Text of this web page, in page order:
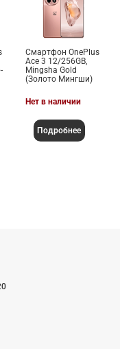
Смартфон OnePlus
Ace 3 12/256GB,
Mingsha Gold
(Золото Мингши)
Нет в наличии
Подробнее